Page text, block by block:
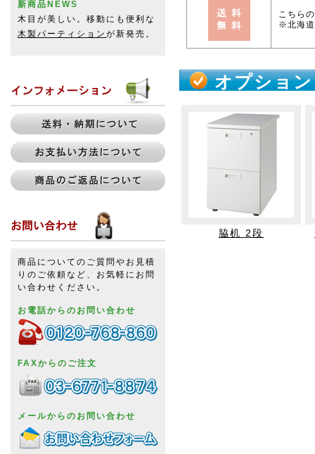
新商品NEWS
木目が美しい。移動にも便利な
木製パーティション が新発売。
商品についてのご質問やお見積
りのご依頼など、お気軽にお問
い合わせください。
お電話からのお問い合わせ
FAXからのご注文
メールからのお問い合わせ
こちら
※北海道
オプショ
脇机 2段